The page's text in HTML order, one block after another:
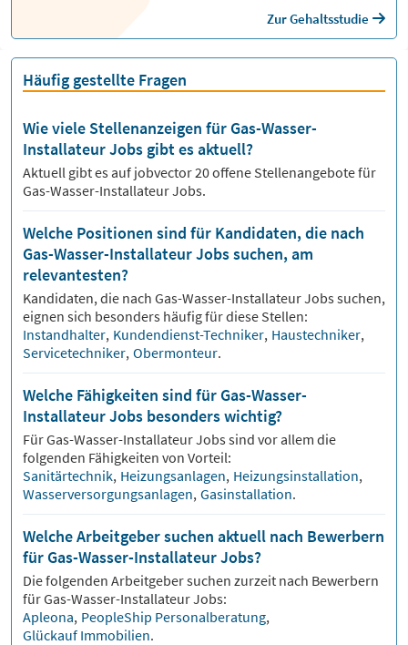
Zur Gehaltsstudie
Häufig gestellte Fragen
Wie viele Stellenanzeigen für Gas-Wasser-
Installateur Jobs gibt es aktuell?
Aktuell gibt es auf jobvector20offene Stellenangebote für
Gas-Wasser-Installateur Jobs.
Welche Positionen sind für Kandidaten, die nach
Gas-Wasser-Installateur Jobs suchen, am
relevantesten?
Kandidaten, die nach Gas-Wasser-InstallateurJobs suchen,
eignen sich besonders häufig für diese Stellen:
Instandhalter, Kundendienst-Techniker, Haustechniker,
Servicetechniker, Obermonteur.
Welche Fähigkeiten sind für Gas-Wasser-
Installateur Jobs besonders wichtig?
FürGas-Wasser-InstallateurJobs sind vor allem die
folgenden Fähigkeiten von Vorteil:
Sanitärtechnik, Heizungsanlagen, Heizungsinstallation,
Wasserversorgungsanlagen, Gasinstallation.
Welche Arbeitgeber suchen aktuell nach Bewerbern
für Gas-Wasser-Installateur Jobs?
Die folgenden Arbeitgeber suchen zurzeit nach Bewerbern
fürGas-Wasser-InstallateurJobs:
Apleona, PeopleShip Personalberatung,
Glückauf Immobilien.